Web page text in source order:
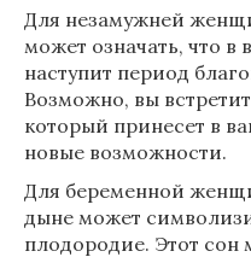
Для незамужней
может означать, что
наступит период
Возможно, вы
который принесет в
новые возможности.
Для беременной
дыне может
плодородие. Этот сон